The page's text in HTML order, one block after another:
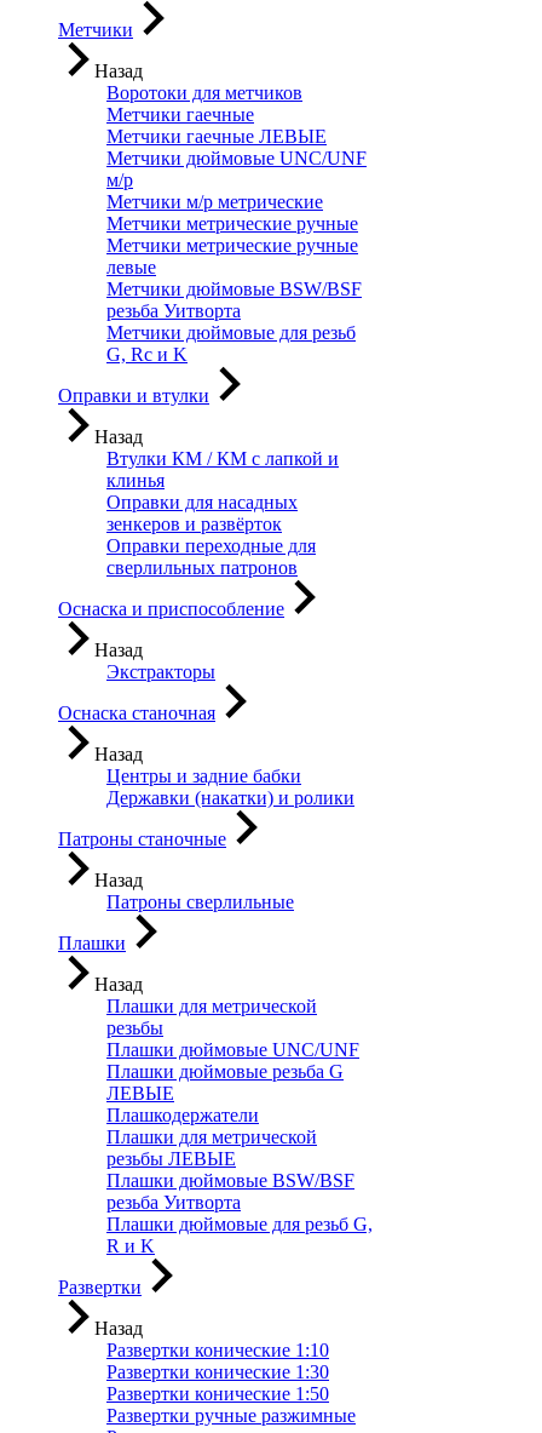
Метчики
Назад
Воротоки для метчиков
Метчики гаечные
Метчики гаечные ЛЕВЫЕ
Метчики дюймовые UNC/UNF
м/р
Метчики м/р метрические
Метчики метрические ручные
Метчики метрические ручные
левые
Метчики дюймовые BSW/BSF
резьба Уитворта
Метчики дюймовые для резьб
G, Rc и K
Оправки и втулки
Назад
Втулки КМ / КМ с лапкой и
клинья
Оправки для насадных
зенкеров и развёрток
Оправки переходные для
сверлильных патронов
Оснаска и приспособление
Назад
Экстракторы
Оснаска станочная
Назад
Центры и задние бабки
Державки (накатки) и ролики
Патроны станочные
Назад
Патроны сверлильные
Плашки
Назад
Плашки для метрической
резьбы
Плашки дюймовые UNC/UNF
Плашки дюймовые резьба G
ЛЕВЫЕ
Плашкодержатели
Плашки для метрической
резьбы ЛЕВЫЕ
Плашки дюймовые BSW/BSF
резьба Уитворта
Плашки дюймовые для резьб G,
R и K
Развертки
Назад
Развертки конические 1:10
Развертки конические 1:30
Развертки конические 1:50
Развертки ручные разжимные